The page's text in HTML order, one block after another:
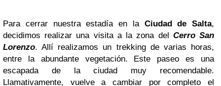
Para cerrar nuestra estadía en la Ciudad de Salta,
decidimos realizar una visita a la zona del Cerro San
Lorenzo. Allí realizamos un trekking de varias horas,
entre la abundante vegetación. Este paseo es una
escapada de la ciudad muy recomendable.
Llamativamente, vuelve a cambiar por completo el